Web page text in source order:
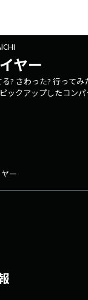
ヤー
る? さわった? 行って
ックアップしたコン
駅 ◇ジャパネットた
！あらゆるジャンル
える、誰かに話したく
す。◆ Xハッシュタグ
ー